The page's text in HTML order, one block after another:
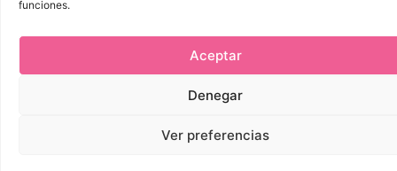
funciones.
Aceptar
Denegar
Ver preferencias